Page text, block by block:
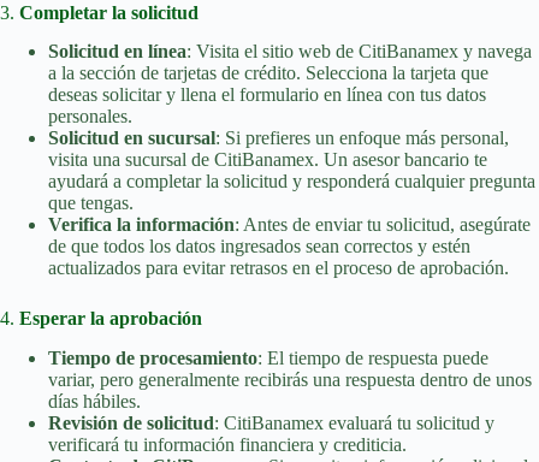
3. Completar la solicitud
Solicitud en línea: Visita el sitio web de CitiBanamex y navega
a la sección de tarjetas de crédito. Selecciona la tarjeta que
deseas solicitar y llena el formulario en línea con tus datos
personales.
Solicitud en sucursal: Si prefieres un enfoque más personal,
visita una sucursal de CitiBanamex. Un asesor bancario te
ayudará a completar la solicitud y responderá cualquier pregunta
que tengas.
Verifica la información: Antes de enviar tu solicitud, asegúrate
de que todos los datos ingresados sean correctos y estén
actualizados para evitar retrasos en el proceso de aprobación.
4. Esperar la aprobación
Tiempo de procesamiento: El tiempo de respuesta puede
variar, pero generalmente recibirás una respuesta dentro de unos
días hábiles.
Revisión de solicitud: CitiBanamex evaluará tu solicitud y
verificará tu información financiera y crediticia.